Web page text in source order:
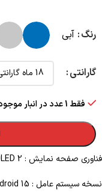
رنگ آبی
گارانتی
فقط 1 عدد در انبار موجود است
فناوری صفحه‌ نمایش : Dynamic LTPO AMOLED 2
نسخه سیستم عامل : Android 15